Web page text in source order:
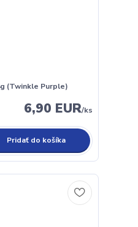
(Twinkle Purple)
6,90 EUR/ks
Pridať do košíka